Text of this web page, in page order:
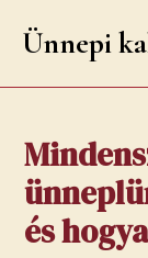
Ünnepi
és